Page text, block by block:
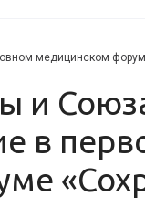
медицинском
в